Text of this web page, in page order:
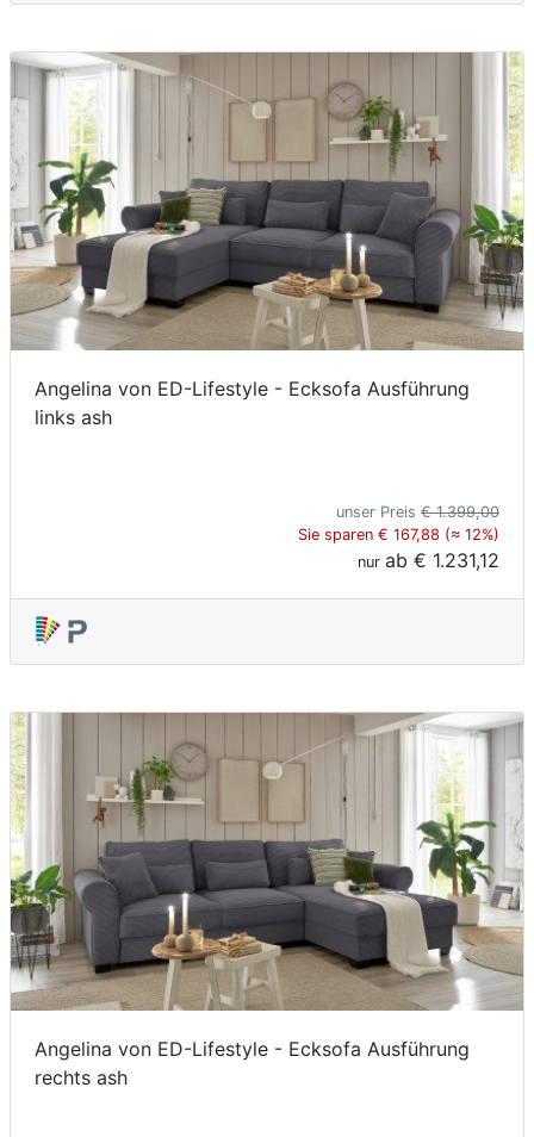
Angelina von ED-Lifestyle - Ecksofa Ausführung
links ash
unser Preis € 1.399,00
Sie sparen € 167,88 (≈ 12%)
nur ab € 1.231,12
Angelina von ED-Lifestyle - Ecksofa Ausführung
rechts ash